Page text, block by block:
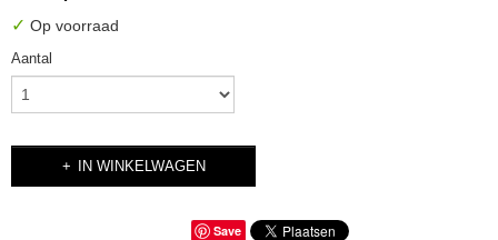
✓ Op voorraad
Aantal
IN WINKELWAGEN
Save